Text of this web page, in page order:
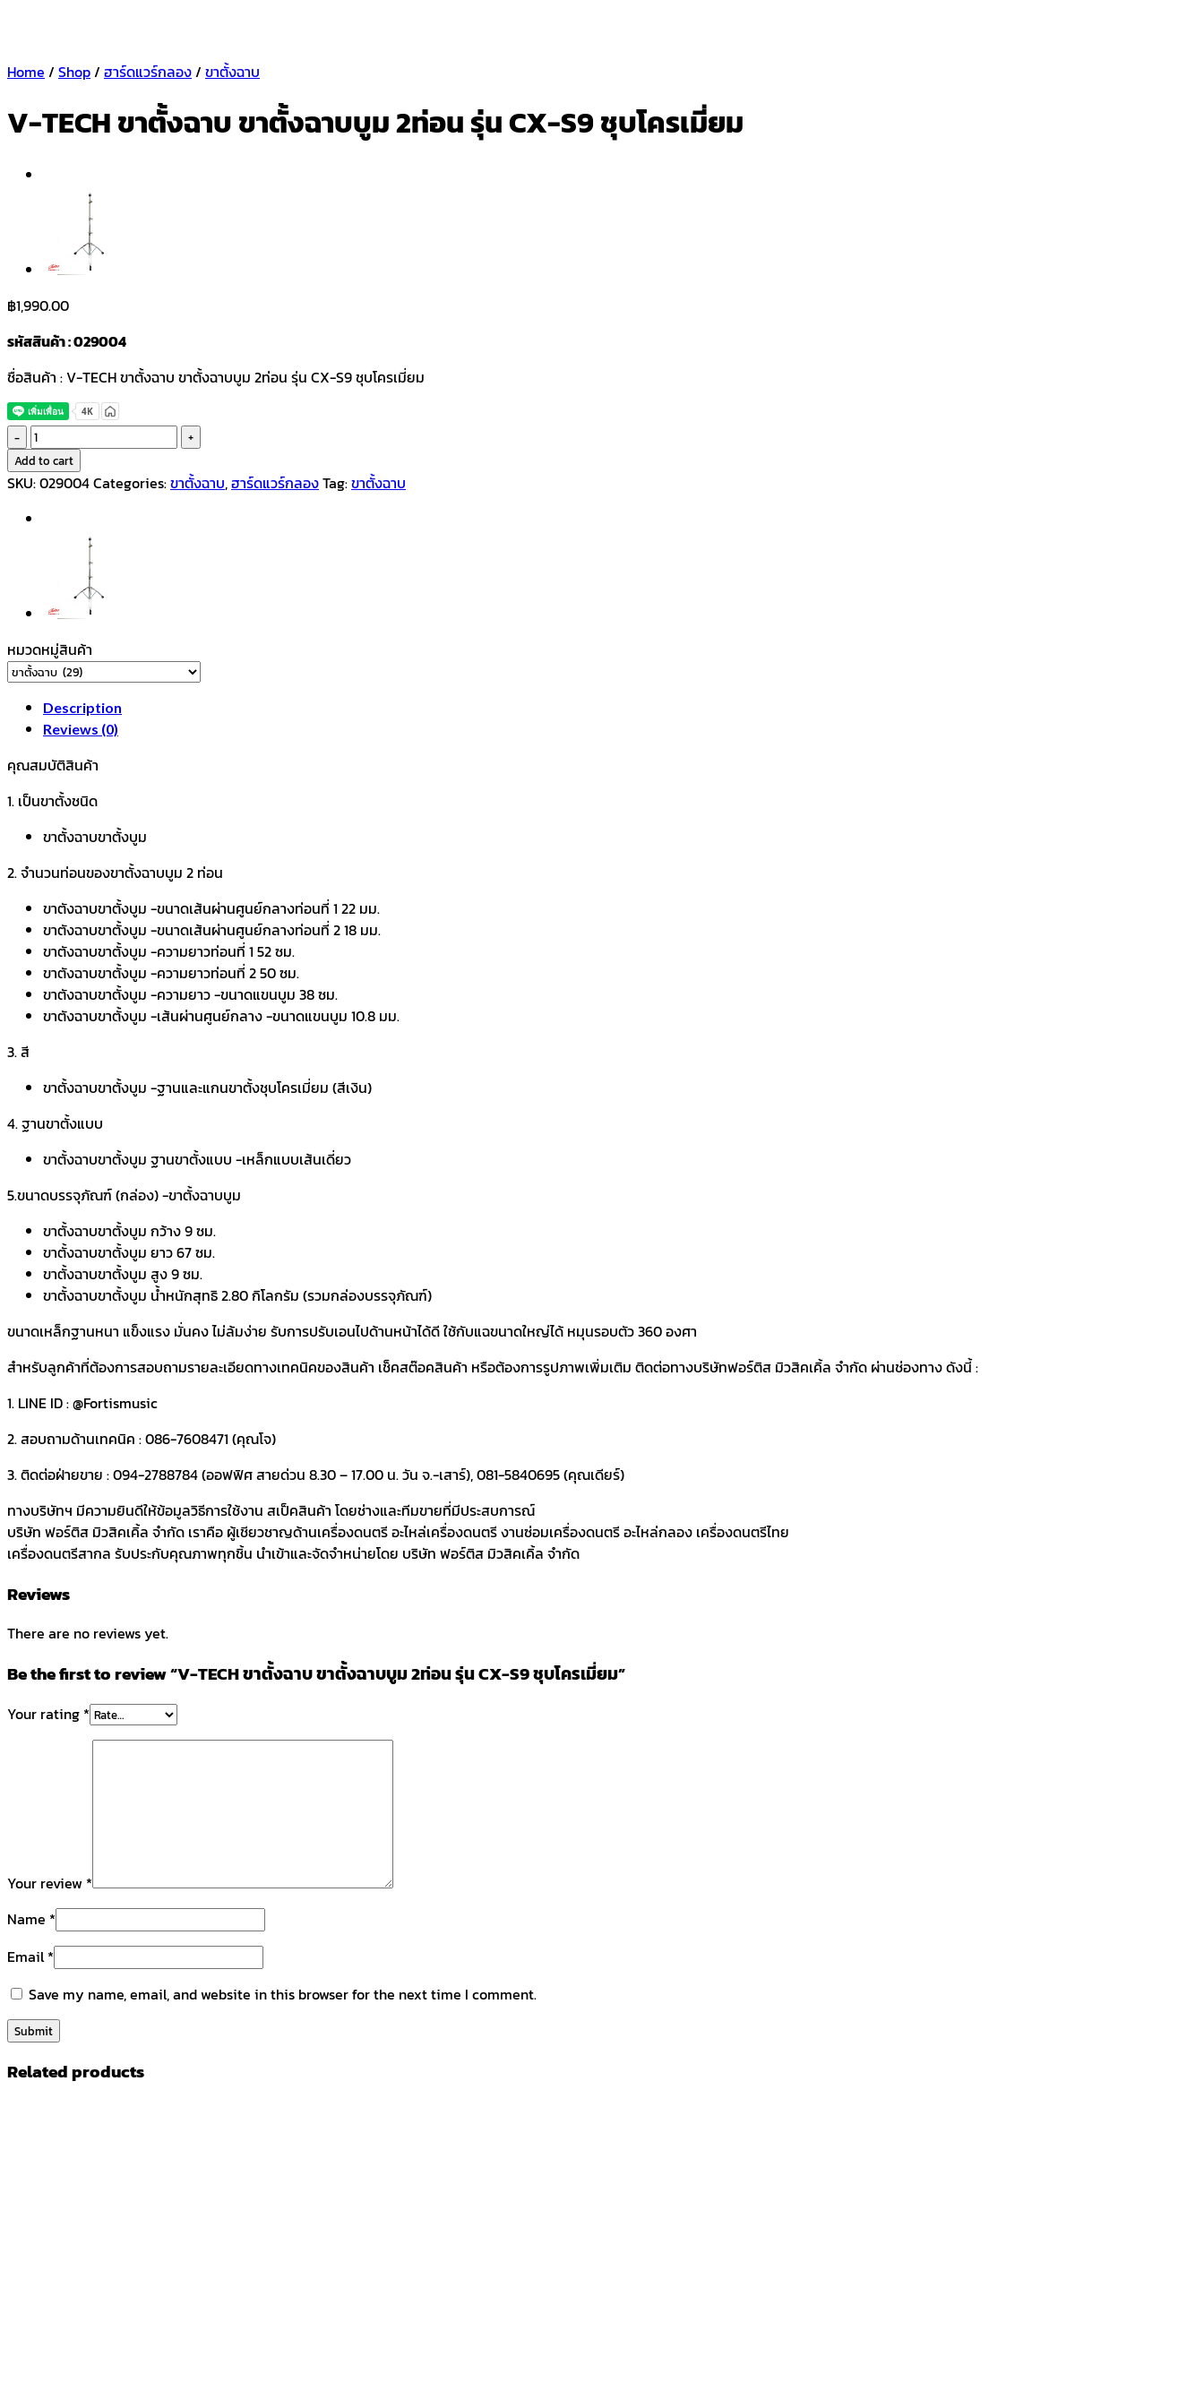
Home / Shop/ ฮาร์ดแวร์กลอง/ ขาตั้งฉาบ
V-TECH ขาตั้งฉาบ ขาตั้งฉาบบูม 2ท่อน รุ่น CX-S9 ชุบโครเมี่ยม
฿1,990.00
รหัสสินค้า : 029004
ชื่อสินค้า : V-TECH ขาตั้งฉาบ ขาตั้งฉาบบูม 2ท่อน รุ่น CX-S9 ชุบโครเมี่ยม
V-
TECH
ขา
ฉาบ
บูม
รุ่น
CX-
ชุบ
โค
ร
ยม
quantity
Add to cart
SKU:029004Categories:ขาตั้งฉาบ,ฮาร์ดแวร์กลองTag:ขาตั้งฉาบ
หมวดหมู่สินค้า
Description
Reviews (0)
คุณสมบัติสินค้า
1. เป็นขาตั้งชนิด
ขาตั้งฉาบขาตั้งบูม
2. จำนวนท่อนของขาตั้งฉาบบูม 2 ท่อน
ขาตังฉาบขาตั้งบูม -ขนาดเส้นผ่านศูนย์กลางท่อนที่ 1 22 มม.
ขาตังฉาบขาตั้งบูม -ขนาดเส้นผ่านศูนย์กลางท่อนที่ 2 18 มม.
ขาตังฉาบขาตั้งบูม -ความยาวท่อนที่ 1 52 ซม.
ขาตังฉาบขาตั้งบูม -ความยาวท่อนที่ 2 50 ซม.
ขาตังฉาบขาตั้งบูม -ความยาว -ขนาดแขนบูม 38 ซม.
ขาตังฉาบขาตั้งบูม -เส้นผ่านศูนย์กลาง -ขนาดแขนบูม 10.8 มม.
3. สี
ขาตั้งฉาบขาตั้งบูม -ฐานและแกนขาตั้งชุบโครเมี่ยม (สีเงิน)
4. ฐานขาตั้งแบบ
ขาตั้งฉาบขาตั้งบูม ฐานขาตั้งแบบ -เหล็กแบบเส้นเดี่ยว
5.ขนาดบรรจุภัณฑ์ (กล่อง) -ขาตั้งฉาบบูม
ขาตั้งฉาบขาตั้งบูม กว้าง 9 ซม.
ขาตั้งฉาบขาตั้งบูม ยาว 67 ซม.
ขาตั้งฉาบขาตั้งบูม สูง 9 ซม.
ขาตั้งฉาบขาตั้งบูม น้ำหนักสุทธิ 2.80 กิโลกรัม (รวมกล่องบรรจุภัณฑ์)
ขนาดเหล็กฐานหนา แข็งแรง มั่นคง ไม่ล้มง่าย รับการปรับเอนไปด้านหน้าได้ดี ใช้กับแฉขนาดใหญ่ได้ หมุนรอบตัว 360 องศา
สำหรับลูกค้าที่ต้องการสอบถามรายละเอียดทางเทคนิคของสินค้า เช็คสต๊อคสินค้า หรือต้องการรูปภาพเพิ่มเติม ติดต่อทางบริษัทฟอร์ติส มิวสิคเคิ้ล จำกัด ผ่านช่องทาง ดังนี้ :
1. LINE ID : @Fortismusic
2. สอบถามด้านเทคนิค : 086-7608471 (คุณโจ)
3. ติดต่อฝ่ายขาย : 094-2788784 (ออฟฟิศ สายด่วน 8.30 – 17.00 น. วัน จ.-เสาร์), 081-5840695 (คุณเดียร์)
ทางบริษัทฯ มีความยินดีให้ข้อมูลวิธีการใช้งาน สเป็คสินค้า โดยช่างและทีมขายที่มีประสบการณ์
บริษัท ฟอร์ติส มิวสิคเคิ้ล จำกัด เราคือ ผู้เชียวชาญด้านเครื่องดนตรี อะไหล่เครื่องดนตรี งานซ่อมเครื่องดนตรี อะไหล่กลอง เครื่องดนตรีไทย
เครื่องดนตรีสากล รับประกับคุณภาพทุกชิ้น นำเข้าและจัดจำหน่ายโดย บริษัท ฟอร์ติส มิวสิคเคิ้ล จำกัด
Reviews
There are no reviews yet.
Be the first to review “V-TECH ขาตั้งฉาบ ขาตั้งฉาบบูม 2ท่อน รุ่น CX-S9 ชุบโครเมี่ยม”
Your rating *
Your review *
Name *
Email*
Save my name, email, and website in this browser for the next time I comment.
Related products